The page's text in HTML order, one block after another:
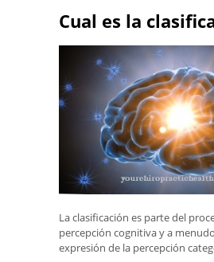
Cual es la
La clasificación es parte del
percepción cognitiva y a
expresión de la percepción